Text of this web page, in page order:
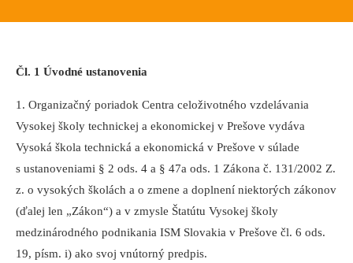
Čl. 1 Úvodné ustanovenia
1. Organizačný poriadok Centra celoživotného vzdelávania
Vysokej školy technickej a ekonomickej v Prešove vydáva
Vysoká škola technická a ekonomická v Prešove v súlade
s ustanoveniami § 2 ods. 4 a § 47a ods. 1 Zákona č. 131/2002 Z.
z. o vysokých školách a o zmene a doplnení niektorých zákonov
(ďalej len „Zákon“) a v zmysle Štatútu Vysokej školy
medzinárodného podnikania ISM Slovakia v Prešove čl. 6 ods.
19, písm. i) ako svoj vnútorný predpis.